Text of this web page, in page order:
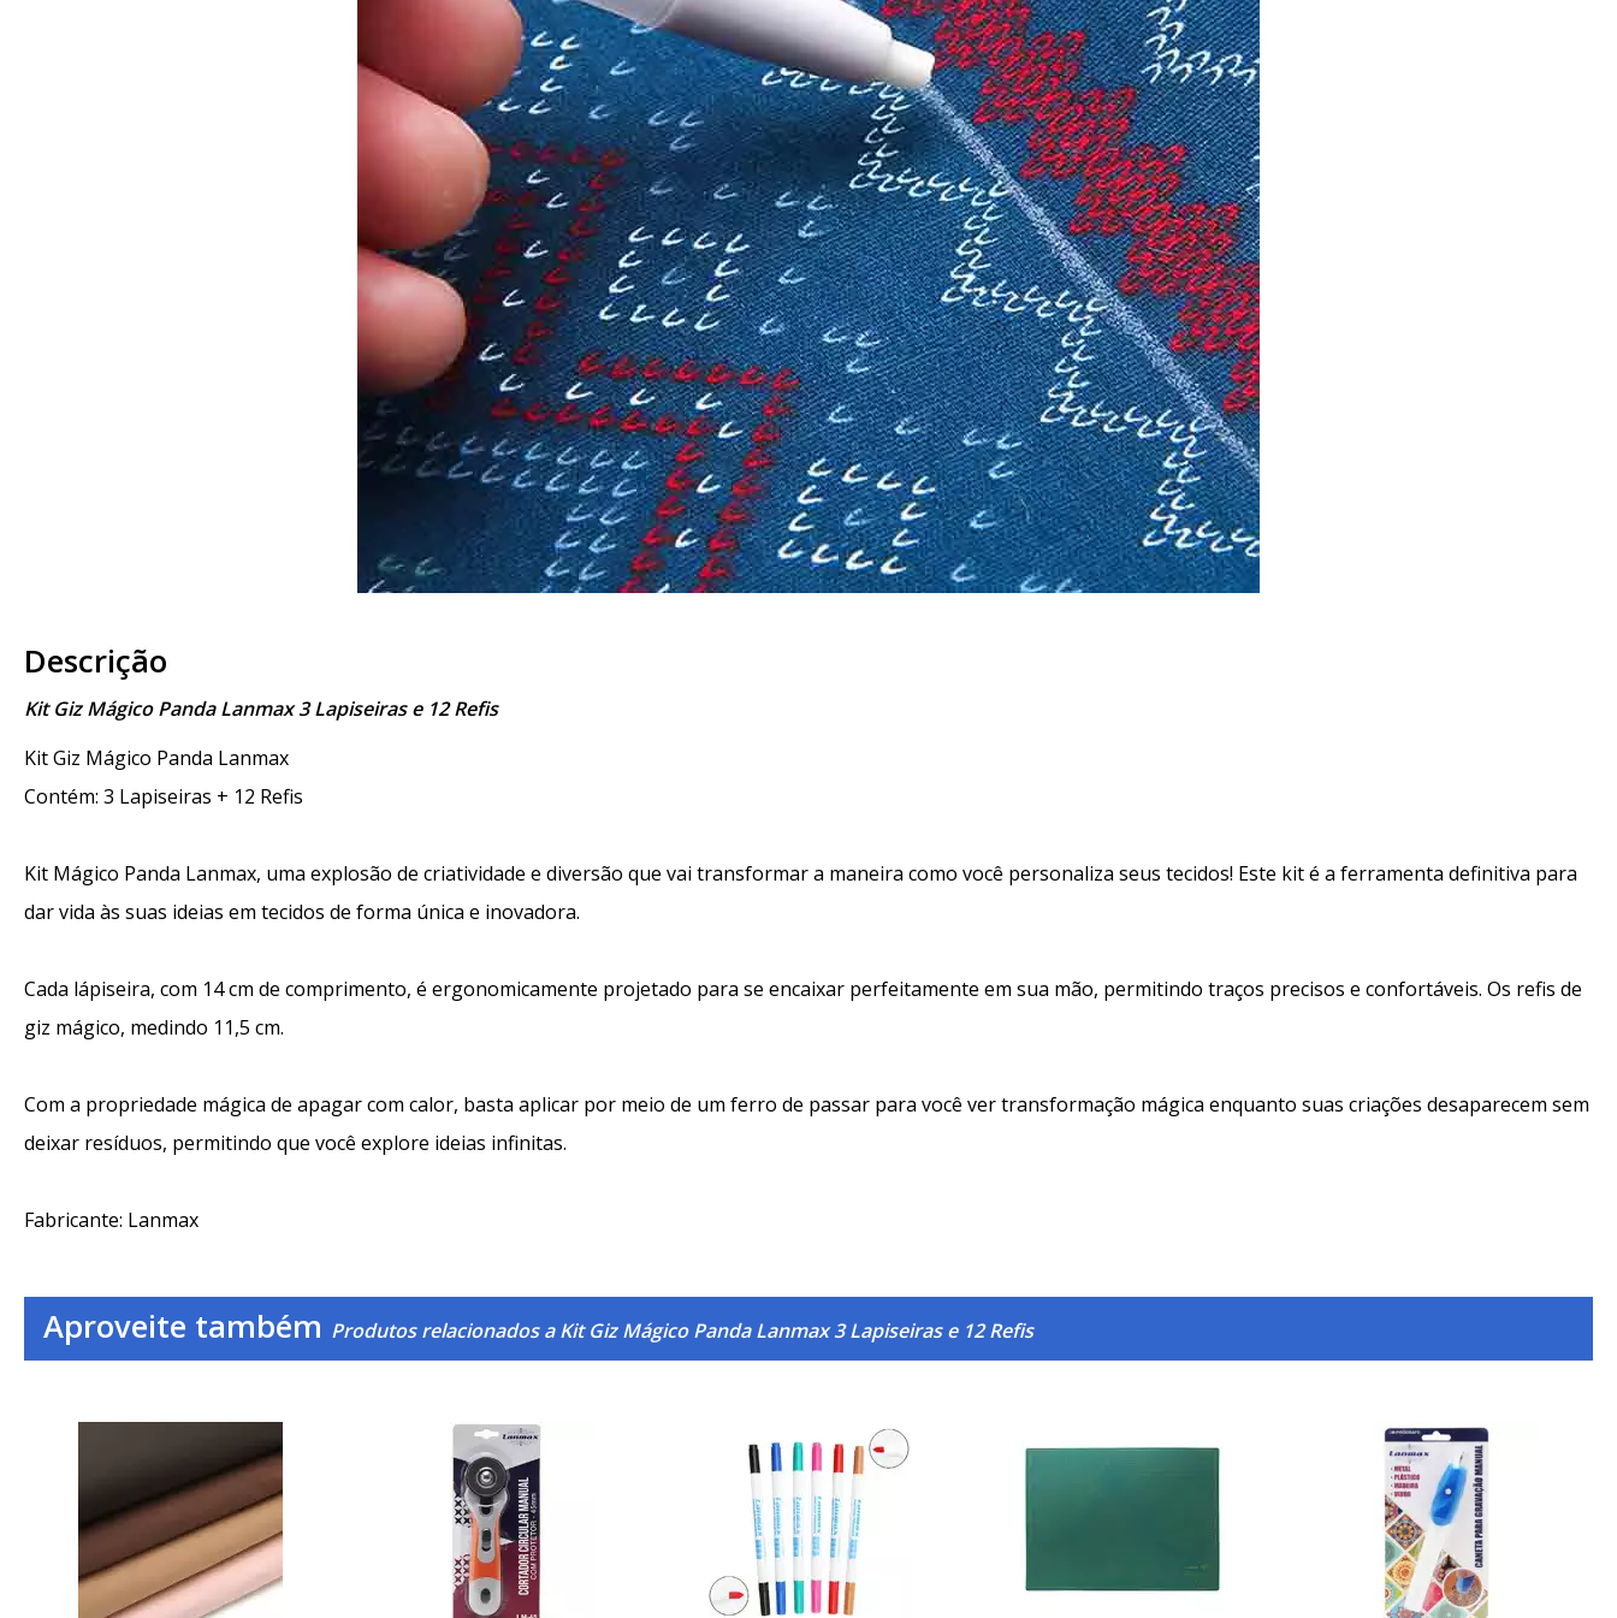
Descrição
Kit Giz Mágico Panda Lanmax 3 Lapiseiras e 12 Refis
Kit Giz Mágico Panda Lanmax
Contém: 3 Lapiseiras + 12 Refis
Kit Mágico Panda Lanmax, uma explosão de criatividade e diversão que vai transformar a maneira como você personaliza seus tecidos! Este kit é a ferramenta definitiva para
dar vida às suas ideias em tecidos de forma única e inovadora.
Cada lápiseira, com 14 cm de comprimento, é ergonomicamente projetado para se encaixar perfeitamente em sua mão, permitindo traços precisos e confortáveis. Os refis de
giz mágico, medindo 11,5 cm.
Com a propriedade mágica de apagar com calor, basta aplicar por meio de um ferro de passar para você ver transformação mágica enquanto suas criações desaparecem sem
deixar resíduos, permitindo que você explore ideias infinitas.
Fabricante: Lanmax
Aproveite também Produtos relacionados a Kit Giz Mágico Panda Lanmax 3 Lapiseiras e 12 Refis